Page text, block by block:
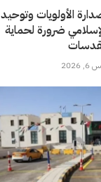
الأولويات وتوحيد
ضرورة لحماية